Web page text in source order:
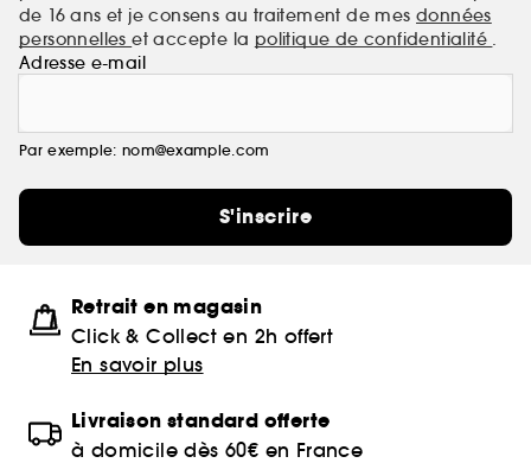
de 16 ans et je consens au traitement de mes données
personnelleset accepte la politique de confidentialité .
Adresse e-mail
Par exemple: nom@example.com
S'inscrire
Retrait en magasin
Click & Collect en 2h offert
En savoir plus
Livraison standard offerte
à domicile dès 60€ en France